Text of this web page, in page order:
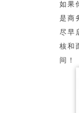
如果
是商
尽早
核和
间！